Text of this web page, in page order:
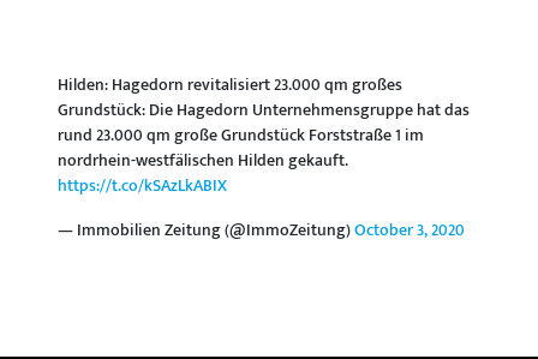
Hilden: Hagedorn revitalisiert 23.000 qm großes
Grundstück: Die Hagedorn Unternehmensgruppe hat das
rund 23.000 qm große Grundstück Forststraße 1 im
nordrhein-westfälischen Hilden gekauft.
https://t.co/kSAzLkABIX
— Immobilien Zeitung (@ImmoZeitung)October 3, 2020